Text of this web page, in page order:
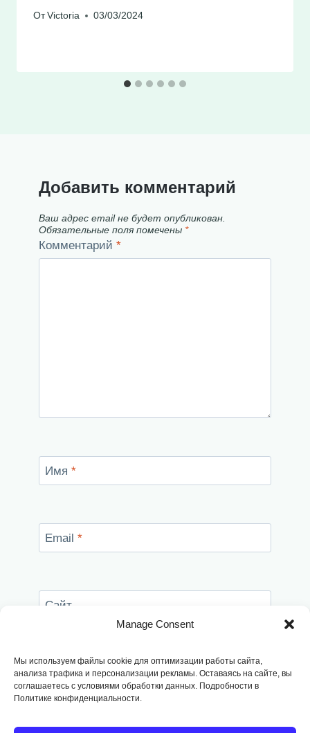
Manage Consent
Мы используем файлы cookie для оптимизации работы сайта,
анализа трафика и персонализации рекламы. Оставаясь на сайте, вы
соглашаетесь с условиями обработки данных. Подробности в
Политике конфиденциальности.
От Victoria 03/03/2024
Добавить комментарий
Ваш адрес email не будет опубликован.
Обязательные поля помечены *
Комментарий *
Имя *
Email *
Сайт
этом браузере для последующих моих
комментариев.